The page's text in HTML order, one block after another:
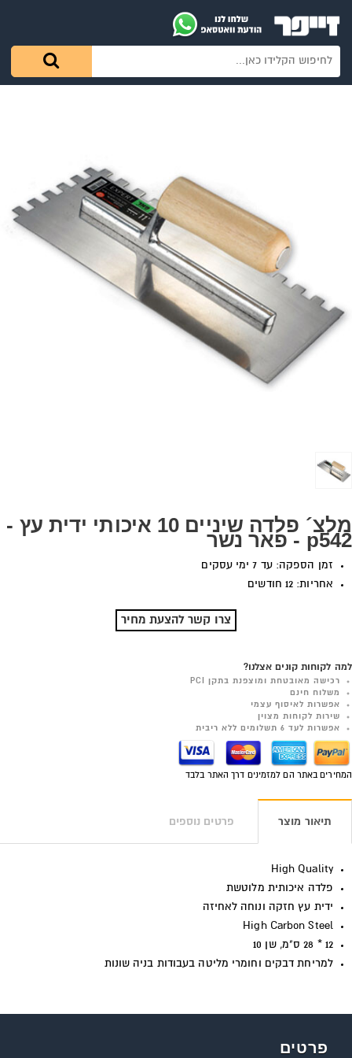
מלצ´ פלדה שיניים 10 איכותי ידית עץ -
p542 - פאר נשר
זמן הספקה: עד 7 ימי עסקים
אחריות: 12 חודשים
צרו קשר להצעת מחיר
למה לקוחות קונים אצלנו?
רכישה מאובטחת ומוצפנת בתקן PCI
משלוח חינם
אפשרות לאיסוף עצמי
שירות לקוחות מצוין
אפשרות לעד 6 תשלומים ללא ריבית
המחירים באתר הם למזמינים דרך האתר בלבד
תיאור מוצר פרטים נוספים
High Quality
פלדה איכותית מלוטשת
ידית עץ חזקה ונוחה לאחיזה
High Carbon Steel
12 * 28 ס"מ, שן 10
למריחת דבקים וחומרי מליטה בעבודות בניה שונות
פרטים